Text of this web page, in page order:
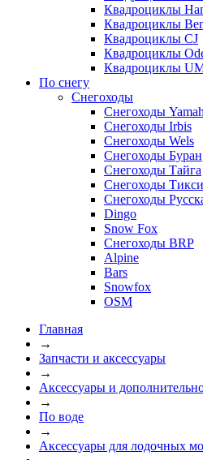
Квадроциклы
Квадроциклы
Квадроциклы CJ
Квадроциклы
Квадроциклы
По снегу
Снегоходы
Снегоходы
Снегоходы Irbis
Снегоходы Wels
Снегоходы Буран
Снегоходы Тайга
Снегоходы Тикси
Снегоходы
Dingo
Snow Fox
Снегоходы BRP
Alpine
Bars
Snowfox
OSM
Главная
→
Запчасти и аксессуары
→
Аксессуары и
→
По воде
→
Аксессуары для лодочных